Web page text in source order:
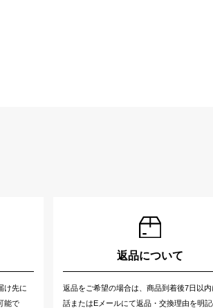
け先に
能で
返品について
返品をご希望の場合は、商品到着後7日以
話またはEメールにて返品・交換理由を明記